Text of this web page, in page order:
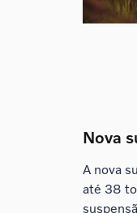
Nova
A nova
até 38